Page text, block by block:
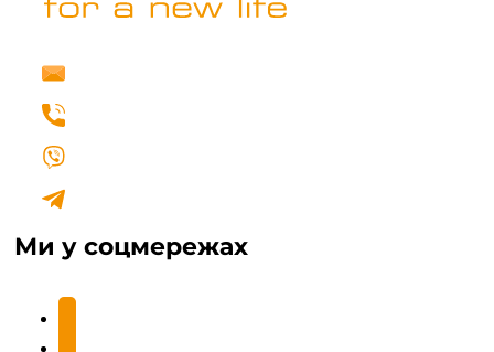
Ми у соцмережах